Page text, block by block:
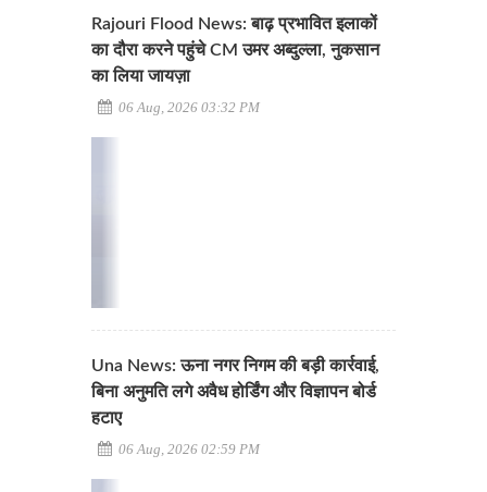
Rajouri Flood News: बाढ़ प्रभावित इलाकों
का दौरा करने पहुंचे CM उमर अब्दुल्ला, नुकसान
का लिया जायज़ा
06 Aug, 2026 03:32 PM
Una News: ऊना नगर निगम की बड़ी कार्रवाई,
बिना अनुमति लगे अवैध होर्डिंग और विज्ञापन बोर्ड
हटाए
06 Aug, 2026 02:59 PM